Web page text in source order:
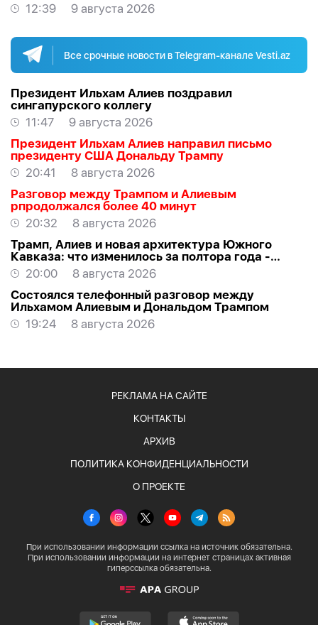
12:39
9 августа 2026
Все срочные новости в Telegram-канале Vesti.az
Президент Ильхам Алиев поздравил
сингапурского коллегу
11:47
9 августа 2026
Президент Ильхам Алиев направил письмо
президенту США Дональду Трампу
20:41
8 августа 2026
Разговор между Трампом и Алиевым
рпродолжался более 40 минут
20:32
8 августа 2026
Трамп, Алиев и новая архитектура Южного
Кавказа: что изменилось за полтора года -
ВЗГЛЯД
20:00
8 августа 2026
Состоялся телефонный разговор между
Ильхамом Алиевым и Дональдом Трампом
19:24
8 августа 2026
РЕКЛАМА НА САЙТЕ
КОНТАКТЫ
АРХИВ
ПОЛИТИКА КОНФИДЕНЦИАЛЬНОСТИ
О ПРОЕКТЕ
При использовании информации ссылка на источник обязательна.
При использовании информации на интернет страницах активная
гиперссылка обязательна.